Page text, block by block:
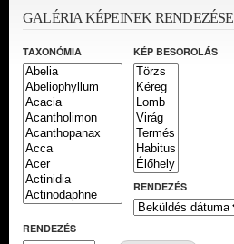
GALÉRIA KÉPEINEK RENDEZÉSE
TAXONÓMIA KÉP BESOROLÁS
RENDEZÉS
RENDEZÉS